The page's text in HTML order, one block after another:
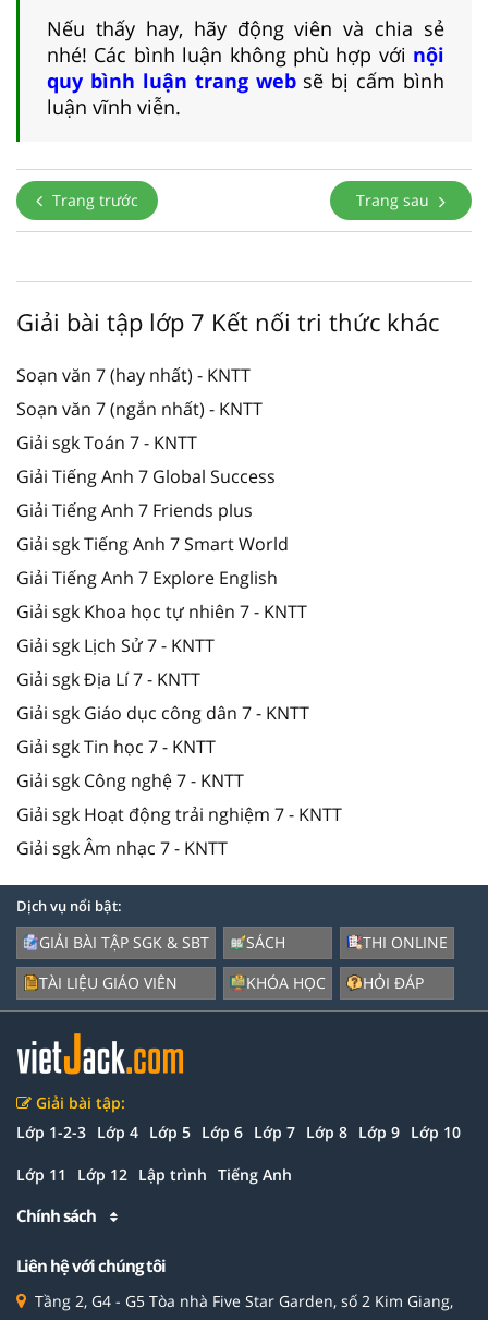
Nếu thấy hay, hãy động viên và chia sẻ
nhé! Các bình luận không phù hợp với nội
quy bình luận trang websẽ bị cấm bình
luận vĩnh viễn.
Trang trước Trang sau
Giải bài tập lớp 7 Kết nối tri thức khác
Soạn văn 7 (hay nhất) - KNTT
Soạn văn 7 (ngắn nhất) - KNTT
Giải sgk Toán 7 - KNTT
Giải Tiếng Anh 7 Global Success
Giải Tiếng Anh 7 Friends plus
Giải sgk Tiếng Anh 7 Smart World
Giải Tiếng Anh 7 Explore English
Giải sgk Khoa học tự nhiên 7 - KNTT
Giải sgk Lịch Sử 7 - KNTT
Giải sgk Địa Lí 7 - KNTT
Giải sgk Giáo dục công dân 7 - KNTT
Giải sgk Tin học 7 - KNTT
Giải sgk Công nghệ 7 - KNTT
Giải sgk Hoạt động trải nghiệm 7 - KNTT
Giải sgk Âm nhạc 7 - KNTT
Dịch vụ nổi bật:
GIẢI BÀI TẬP SGK & SBT
TÀI LIỆU GIÁO VIÊN
SÁCH
KHÓA HỌC
THI ONLINE
HỎI ĐÁP
Giải bài tập:
Lớp 1-2-3 Lớp 4 Lớp 5 Lớp 6 Lớp 7 Lớp 8 Lớp 9 Lớp 10
Lớp 11 Lớp 12 Lập trình Tiếng Anh
Chính sách
Liên hệ với chúng tôi
Tầng 2, G4 - G5 Tòa nhà Five Star Garden, số 2 Kim Giang,